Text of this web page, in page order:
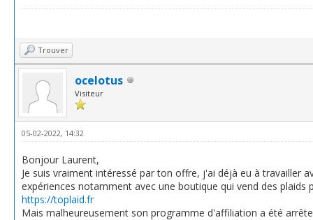
Trouver
ocelotus
Visiteur
05-02-2022, 14:32
Bonjour Laurent,
Je suis vraiment intéressé par ton offre, j'ai déjà eu à travailler
expériences notamment avec une boutique qui vend des
https://toplaid.fr
Mais malheureusement son programme d'affiliation a été